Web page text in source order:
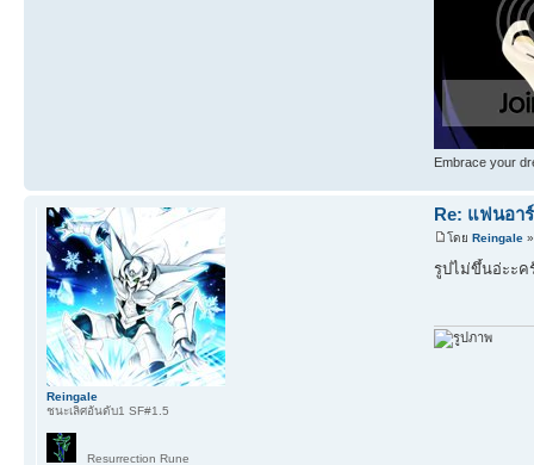
Embrace your
Re: แฟนอา
โดย Reingale»
รูปไม่ขึ้นอ่ะะค
Reingale
ชนะเลิศอันดับ1 SF#1.5
Resurrection Rune